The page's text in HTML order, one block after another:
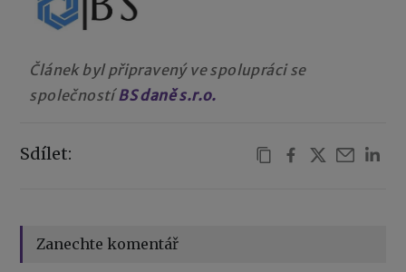
Článek byl připravený ve spolupráci se
společností BS daně s.r.o.
Sdílet:
Zanechte komentář